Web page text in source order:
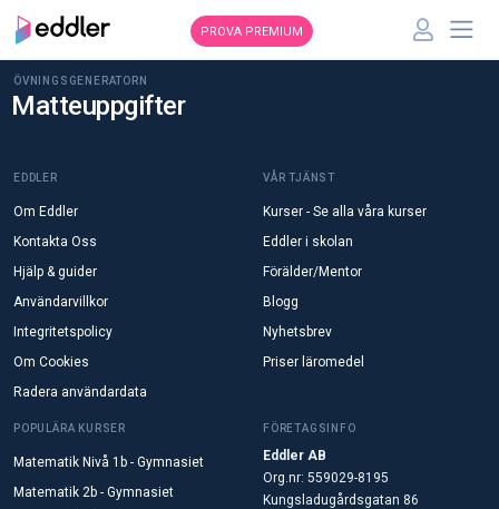
PROVA PREMIUM
ÖVNINGSGENERATORN
Matteuppgifter
EDDLER
Om Eddler
Kontakta Oss
Hjälp & guider
Användarvillkor
Integritetspolicy
Om Cookies
Radera användardata
VÅR TJÄNST
Kurser - Se alla våra kurser
Eddler i skolan
Förälder/Mentor
Blogg
Nyhetsbrev
Priser läromedel
POPULÄRA KURSER
Matematik Nivå 1b - Gymnasiet
Matematik 2b - Gymnasiet
FÖRETAGSINFO
Eddler AB
Org.nr: 559029-8195
Kungsladugårdsgatan 86